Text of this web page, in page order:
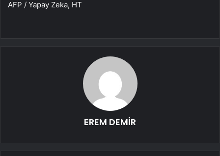
AFP / Yapay Zeka, HT
EREM DEMİR